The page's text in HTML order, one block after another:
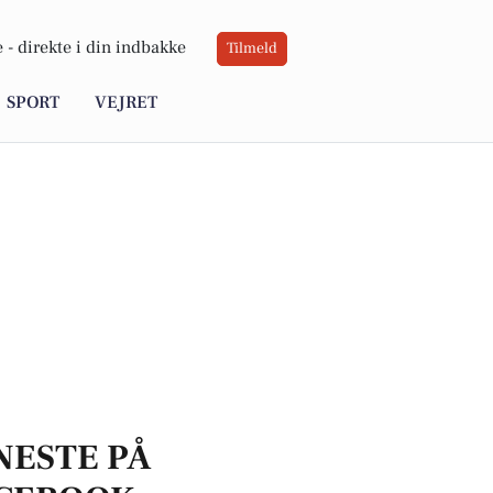
- direkte i din indbakke Tilmeld
SPORT VEJRET
PÅ